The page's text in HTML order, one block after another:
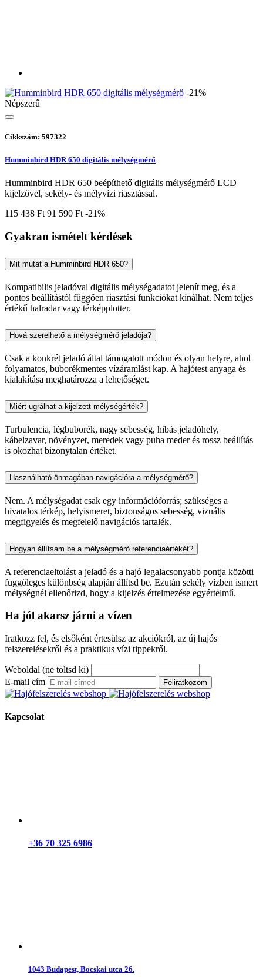
-21%
Népszerű
Cikkszám: 597322
Humminbird HDR 650 digitális mélységmérő
Humminbird HDR 650 beépíthető digitális mélységmérő LCD
kijelzővel, sekély- és mélyvízi riasztással.
115 438 Ft 91 590 Ft -21%
Gyakran ismételt kérdések
Mit mutat a Humminbird HDR 650?
Kompatibilis jeladóval digitális mélységadatot jelenít meg, és a
pontos beállítástól függően riasztási funkciókat kínálhat. Nem teljes
értékű halradar vagy térképplotter.
Hová szerelhető a mélységmérő jeladója?
Csak a konkrét jeladó által támogatott módon és olyan helyre, ahol
folyamatos, buborékmentes vízáramlást kap. A hajótest anyaga és
kialakítása meghatározza a lehetőséget.
Miért ugrálhat a kijelzett mélységérték?
Turbulencia, légbuborék, nagy sebesség, hibás jeladóhely,
kábelzavar, növényzet, meredek vagy puha meder és rossz beállítás
is okozhat bizonytalan értéket.
Használható önmagában navigációra a mélységmérő?
Nem. A mélységadat csak egy információforrás; szükséges a
hivatalos térkép, helyismeret, biztonságos sebesség, vizuális
megfigyelés és megfelelő navigációs tartalék.
Hogyan állítsam be a mélységmérő referenciaértékét?
A referenciaeltolást a jeladó és a hajó legalacsonyabb pontja közötti
függőleges különbség alapján állítsd be. Ezután sekély vízben ismert
mélységnél ellenőrizd, hogy a kijelzés értelmezése egyértelmű.
Ha jól akarsz járni a vízen
Iratkozz fel, és elsőként értesülsz az akciókról, az új hajós
felszerelésekről és a praktikus vízi tippekről.
Weboldal (ne töltsd ki)
E-mail cím
Feliratkozom
Kapcsolat
+36 70 325 6986
1043 Budapest, Bocskai utca 26.